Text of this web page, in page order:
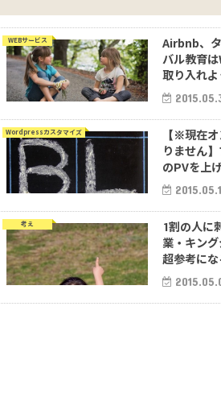
WEBサービス
Airbnb、
バル教育
取り入れよ
Wordpressカスタマイズ
【※現在
りません
のPVを上
考え
1割の人に
業・キン
超参考にな